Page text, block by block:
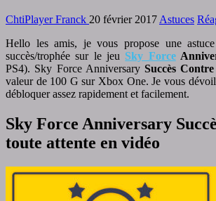
ChtiPlayer Franck 20 février 2017 Astuces
Hello les amis, je vous propose une
succès/trophée sur le jeu Sky Force
PS4). Sky Force Anniversary Succès
valeur de 100 G sur Xbox One. Je vous
débloquer assez rapidement et facilement.
Sky Force Anniversary
toute attente en vidéo